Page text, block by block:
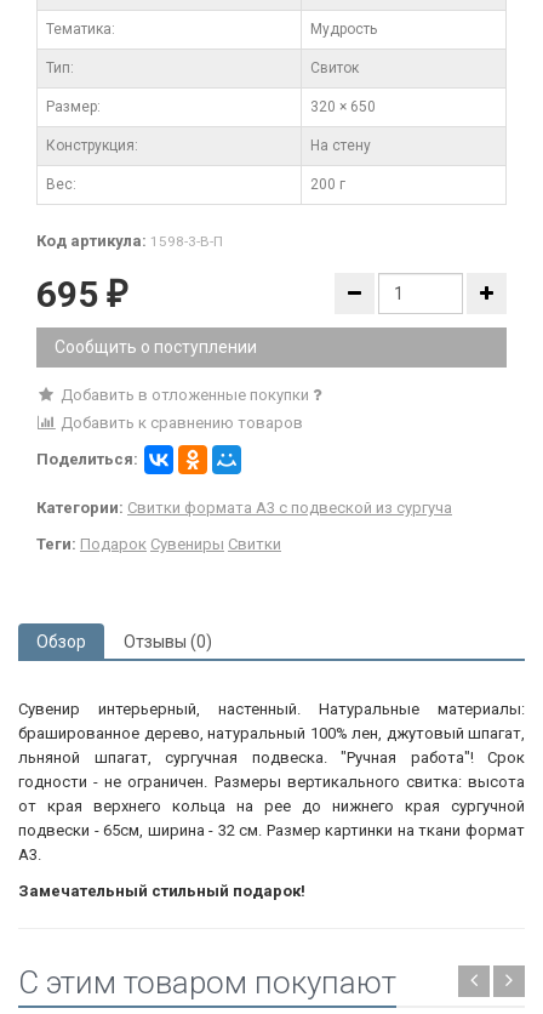
Тематика: Мудрость
Тип: Свиток
Размер: 320 × 650
Конструкция: На стену
Вес: 200 г
Код артикула: 1598-3-В-П
695 ₽
Сообщить о поступлении
Добавить в отложенные покупки
Добавить к сравнению товаров
Поделиться:
Категории: Свитки формата А3 с подвеской из сургуча
Теги: Подарок Сувениры Свитки
Обзор Отзывы (0)
Сувенир интерьерный, настенный. Натуральные материалы:
брашированное дерево, натуральный 100% лен, джутовый шпагат,
льняной шпагат, сургучная подвеска. "Ручная работа"! Срок
годности - не ограничен. Размеры вертикального свитка: высота
от края верхнего кольца на рее до нижнего края сургучной
подвески - 65см, ширина - 32 см. Размер картинки на ткани формат
А3.
Замечательный стильный подарок!
C этим товаром покупают